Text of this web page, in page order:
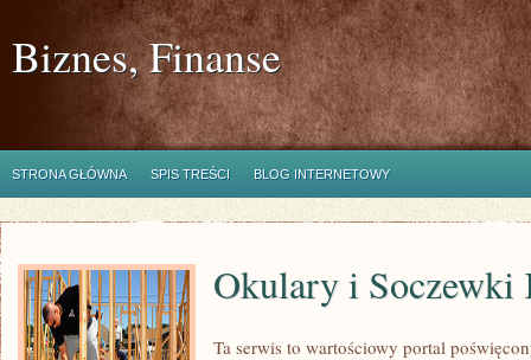
Biznes, Finanse
STRONA GŁÓWNA SPIS TREŚCI BLOG INTERNETOWY
Okulary i Soczewki
Ta serwis to wartościowy portal